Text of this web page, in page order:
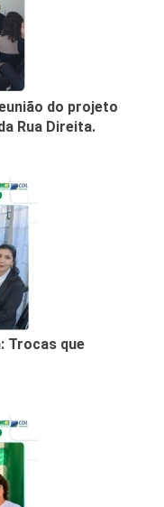
do projeto
Rua Direita.
Trocas que